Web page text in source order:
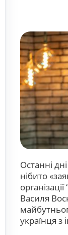
Останні
нібито
Василя
українця